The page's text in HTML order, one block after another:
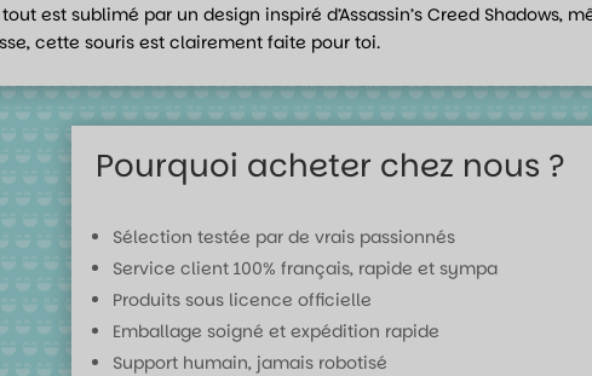
est sublimé par un design inspiré d’Assassin’s Creed
cette souris est clairement faite pour toi.
Pourquoi acheter chez nous ?
Sélection testée par de vrais passionnés
Service client 100% français, rapide et sympa
Produits sous licence officielle
Emballage soigné et expédition rapide
Support humain, jamais robotisé